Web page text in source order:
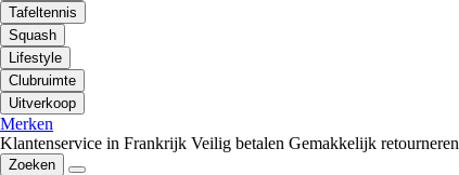
Tafeltennis
Squash
Lifestyle
Clubruimte
Uitverkoop
Merken
Klantenservice in Frankrijk Veilig betalen Gemakkelijk retourneren
Zoeken